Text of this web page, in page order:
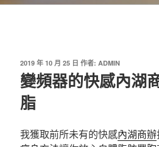
發
佈
於
2019 年 10 月 25 日 作者: ADMIN
變頻器的快感內湖
脂
我獲取前所未有的快感內湖商辦